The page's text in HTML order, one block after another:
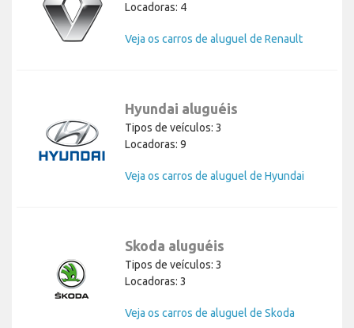
Locadoras: 4
Veja os carros de aluguel de Renault
Hyundai aluguéis
Tipos de veículos: 3
Locadoras: 9
Veja os carros de aluguel de Hyundai
Skoda aluguéis
Tipos de veículos: 3
Locadoras: 3
Veja os carros de aluguel de Skoda